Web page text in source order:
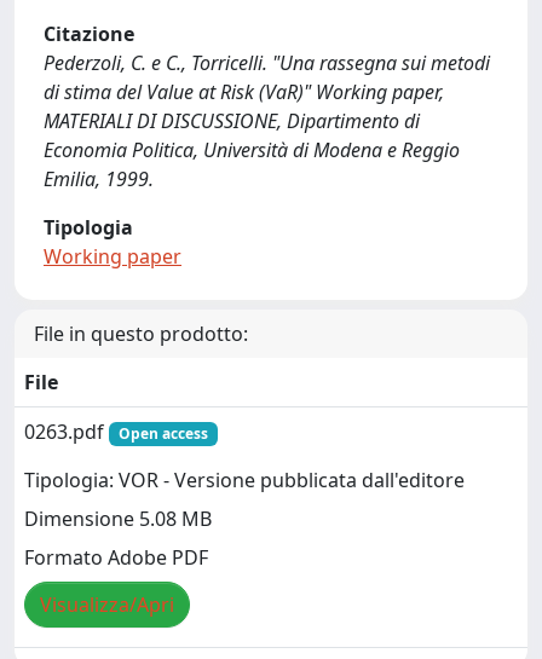
Citazione
Pederzoli, C. e C., Torricelli. "Una rassegna sui metodi
di stima del Value at Risk (VaR)" Working paper,
MATERIALI DI DISCUSSIONE, Dipartimento di
Economia Politica, Università di Modena e Reggio
Emilia, 1999.
Tipologia
Working paper
File in questo prodotto:
File
0263.pdf
Open access
Tipologia: VOR - Versione pubblicata dall'editore
Dimensione 5.08 MB
Formato Adobe PDF
Visualizza/Apri